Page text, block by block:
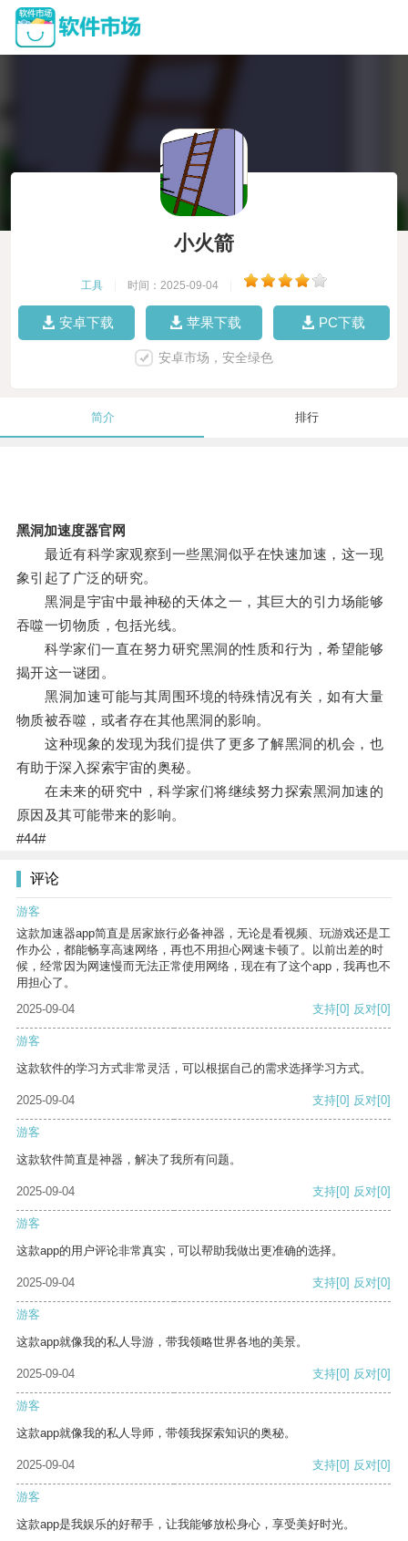
小火箭
工具 时间：2025-09-04
安卓下载 苹果下载 PC下载
安卓市场，安全绿色
简介 排行
黑洞加速度器官网
最近有科学家观察到一些黑洞似乎在快速加速，这一现
象引起了广泛的研究。
黑洞是宇宙中最神秘的天体之一，其巨大的引力场能够
吞噬一切物质，包括光线。
科学家们一直在努力研究黑洞的性质和行为，希望能够
揭开这一谜团。
黑洞加速可能与其周围环境的特殊情况有关，如有大量
物质被吞噬，或者存在其他黑洞的影响。
这种现象的发现为我们提供了更多了解黑洞的机会，也
有助于深入探索宇宙的奥秘。
在未来的研究中，科学家们将继续努力探索黑洞加速的
原因及其可能带来的影响。
#44#
评论
游客
这款加速器app简直是居家旅行必备神器，无论是看视频、玩游戏还是工
作办公，都能畅享高速网络，再也不用担心网速卡顿了。以前出差的时
候，经常因为网速慢而无法正常使用网络，现在有了这个app，我再也不
用担心了。
2025-09-04
支持[0] 反对[0]
游客
这款软件的学习方式非常灵活，可以根据自己的需求选择学习方式。
2025-09-04 支持[0] 反对[0]
游客
这款软件简直是神器，解决了我所有问题。
2025-09-04 支持[0] 反对[0]
游客
这款app的用户评论非常真实，可以帮助我做出更准确的选择。
2025-09-04 支持[0] 反对[0]
游客
这款app就像我的私人导游，带我领略世界各地的美景。
2025-09-04 支持[0] 反对[0]
游客
这款app就像我的私人导师，带领我探索知识的奥秘。
2025-09-04 支持[0] 反对[0]
游客
这款app是我娱乐的好帮手，让我能够放松身心，享受美好时光。